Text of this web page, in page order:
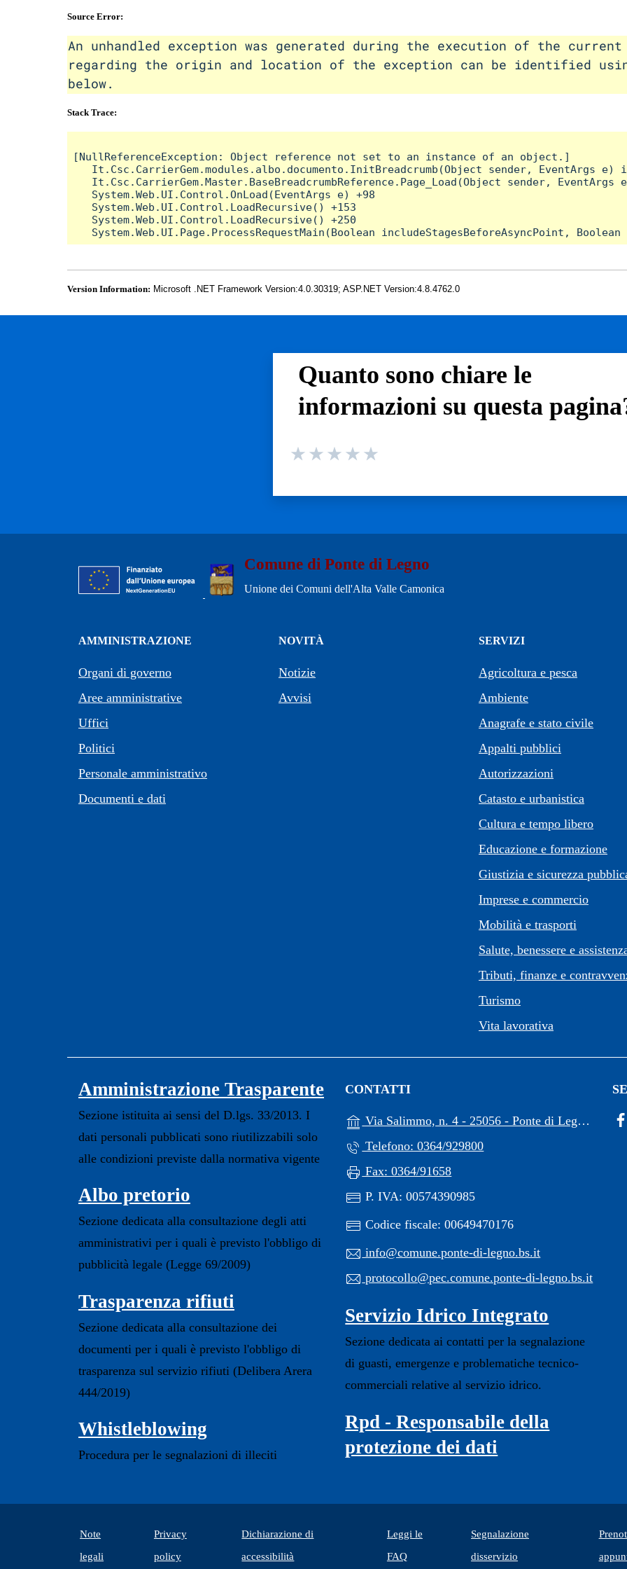
Source Error:
An unhandled exception was generated during the execution of the
regarding the origin and location of the exception can be identified
below.
Stack Trace:
[NullReferenceException: Object reference not set to an instance of an object.]
It.Csc.CarrierGem.modules.albo.documento.InitBreadcrumb(Object sender, EventArgs
It.Csc.CarrierGem.Master.BaseBreadcrumbReference.Page_Load(Object sender,
   System.Web.UI.Control.OnLoad(EventArgs e) +98
   System.Web.UI.Control.LoadRecursive() +153
   System.Web.UI.Control.LoadRecursive() +250
Version Information: Microsoft .NET Framework Version:4.0.30319; ASP.NET Version:4.8.4762.0
Quanto sono chiare le
informazioni su questa
Valuta da 1 a 5 stelle la pagina
Comune di Ponte di Legno
Unione dei Comuni dell'Alta Valle Camonica
AMMINISTRAZIONE
Organi di governo
Aree amministrative
Uffici
Politici
Personale amministrativo
Documenti e dati
NOVITÀ
Notizie
Avvisi
SERVIZI
Agricoltura e pesca
Ambiente
Anagrafe e stato civile
Appalti pubblici
Autorizzazioni
Catasto e urbanistica
Cultura e tempo libero
Educazione e formazione
Giustizia e sicurezza
Imprese e commercio
Mobilità e trasporti
Salute, benessere e
Tributi, finanze e
Turismo
Vita lavorativa
Amministrazione Trasparente
Sezione istituita ai sensi del D.lgs. 33/2013. I
dati personali pubblicati sono riutilizzabili solo
alle condizioni previste dalla normativa vigente
Albo pretorio
Sezione dedicata alla consultazione degli atti
amministrativi per i quali è previsto l'obbligo di
pubblicità legale (Legge 69/2009)
Trasparenza rifiuti
Sezione dedicata alla consultazione dei
documenti per i quali è previsto l'obbligo di
trasparenza sul servizio rifiuti (Delibera Arera
444/2019)
Whistleblowing
Procedura per le segnalazioni di illeciti
CONTATTI
Via Salimmo, n. 4 - 25056 - Ponte di Legno (BS)
Telefono: 0364/929800
Fax: 0364/91658
P. IVA: 00574390985
Codice fiscale: 00649470176
info@comune.ponte-di-legno.bs.it
protocollo@pec.comune.ponte-di-legno.bs.it
Servizio Idrico Integrato
Sezione dedicata ai contatti per la segnalazione
di guasti, emergenze e problematiche tecnico-
commerciali relative al servizio idrico.
Rpd - Responsabile della
protezione dei dati
Note
legali
Privacy
policy
Dichiarazione di
accessibilità (apre in un'altra scheda).
Leggi le
FAQ
Segnalazione
disservizio